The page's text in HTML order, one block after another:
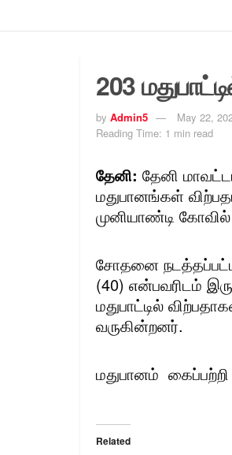
203
by Admin5 May 22,
Reading Time: 1 min read
தேனி: தேனி
மதுபானங்கள்
முனியாண்டி கோவில்
சோதனை
(40) என்பவரிடம்
மதுபாட்டில்
வருகின்றனர்.
மதுபானம்
Related